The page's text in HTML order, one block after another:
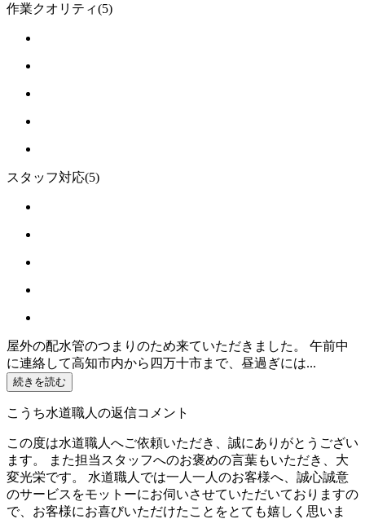
作業クオリティ(5)
スタッフ対応(5)
屋外の配水管のつまりのため来ていただきました。 午前中
に連絡して高知市内から四万十市まで、昼過ぎには...
続きを読む
こうち水道職人の返信コメント
この度は水道職人へご依頼いただき、誠にありがとうござい
ます。 また担当スタッフへのお褒めの言葉もいただき、大
変光栄です。 水道職人では一人一人のお客様へ、誠心誠意
のサービスをモットーにお伺いさせていただいておりますの
で、お客様にお喜びいただけたことをとても嬉しく思いま